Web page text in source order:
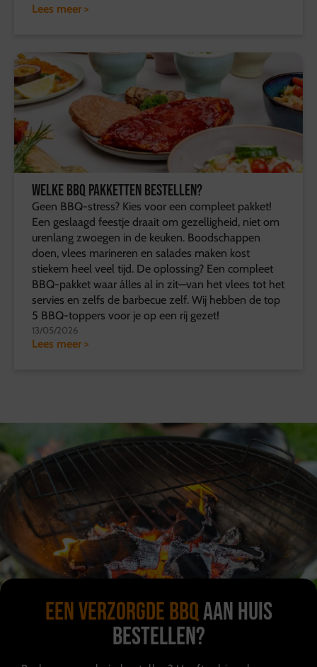
Lees meer >
Welke BBQ pakketten bestellen?
Geen BBQ-stress? Kies voor een compleet pakket!
Een geslaagd feestje draait om gezelligheid, niet om
urenlang zwoegen in de keuken. Boodschappen
doen, vlees marineren en salades maken kost
stiekem heel veel tijd. De oplossing? Een compleet
BBQ-pakket waar álles al in zit—van het vlees tot het
servies en zelfs de barbecue zelf. Wij hebben de top
5 BBQ-toppers voor je op een rij gezet!
13/05/2026
Lees meer >
Een verzorgde BBQaan huis
bestellen?